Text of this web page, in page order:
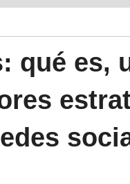
qué es,